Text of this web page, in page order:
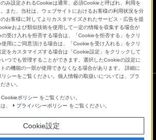
み設定されるCookieは通常、必須Cookieと呼ばれ、利用を
また、当社は、ウェブサイトにおけるお客様の利用状況を分
お客様に対してよりカスタマイズされたサービス・広告を提
および類似技術を使用して一定の情報を収集する場合が
受け入れを拒否する場合は、「Cookieを拒否する」をクリ
用にご同意頂ける場合は、「Cookieを受け入れる」をクリ
をカスタマイズする場合は「Cookie設定」をクリックして
つでも管理することができます。選択したCookieの設定に
の機能の一部が使用できなくなる場合があります。 詳細に
シーをご覧ください。個人情報の取扱いについては、プラ
さい。
Cookieポリシー をご覧ください。
、
プライバシーポリシー をご覧ください。
Cookie設定
報 特約店のご案内
ニュースリリース
境情報
My Sony 利用規約
ご利用条件
プライバシーポリシー
Copyright 2026 Sony Marketing Inc.